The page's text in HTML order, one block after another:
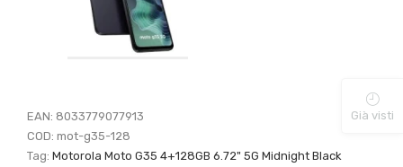
EAN: 8033779077913
COD:mot-g35-128
Tag:Motorola Moto G35 4+128GB 6.72" 5G Midnight Black
Già visti